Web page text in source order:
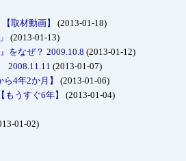
取材動画】
(2013-01-18)
(2013-01-13)
をなぜ？ 2009.10.8 (2013-01-12)
2008.11.11 (2013-01-07)
4年2か月】
(2013-01-06)
うすぐ6年】
(2013-01-04)
01-02)